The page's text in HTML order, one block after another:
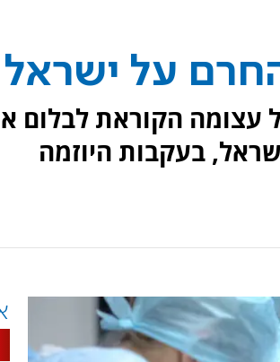
מדינות חתמו על עצומה הקוראת
בעקבות היוזמה